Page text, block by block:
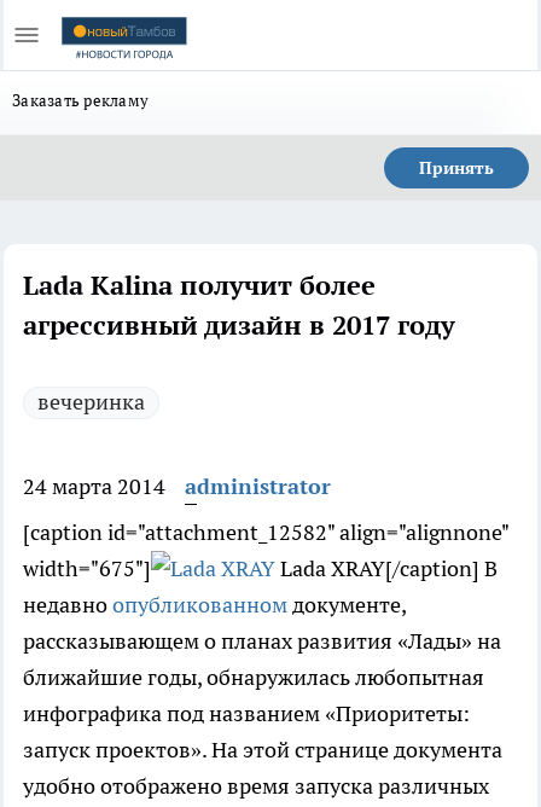
Заказать рекламу
Принять
Lada Kalina получит более
агрессивный дизайн в 2017 году
вечеринка
24 марта 2014
administrator
[caption id="attachment_12582" align="alignnone"
width="675"]
Lada XRAY[/caption] В
недавноопубликованномдокументе,
рассказывающем о планах развития «Лады» на
ближайшие годы, обнаружилась любопытная
инфографика под названием «Приоритеты:
запуск проектов». На этой странице документа
удобно отображено время запуска различных